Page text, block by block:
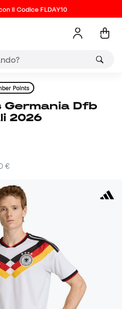
il Codice FLDAY10
Points
2026
€